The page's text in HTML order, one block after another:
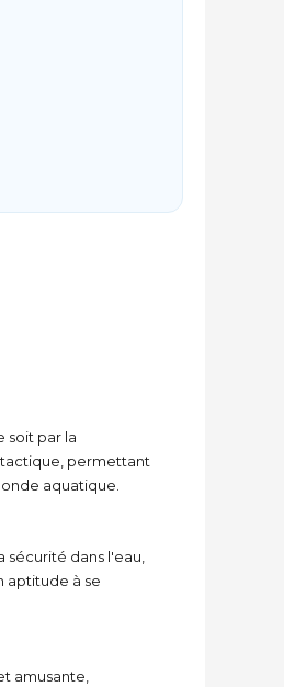
soit par la
permettant
aquatique.
dans l'eau,
aptitude à se
amusante,